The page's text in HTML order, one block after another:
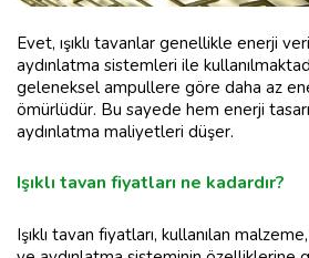
Evet, ışıklı tavanlar genellikle enerji
aydınlatma sistemleri ile
geleneksel ampullere göre daha az
ömürlüdür. Bu sayede hem enerji
aydınlatma maliyetleri düşer.
Işıklı tavan fiyatları ne kadardır?
Işıklı tavan fiyatları, kullanılan malzeme,